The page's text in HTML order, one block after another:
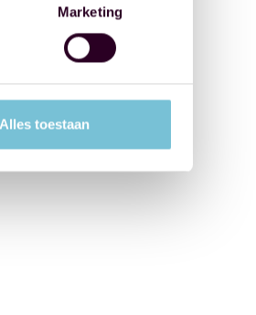
Marketing
Alles toestaan